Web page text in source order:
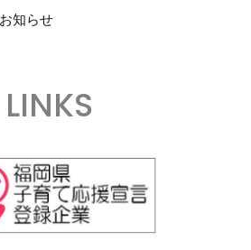
お知らせ
LINKS